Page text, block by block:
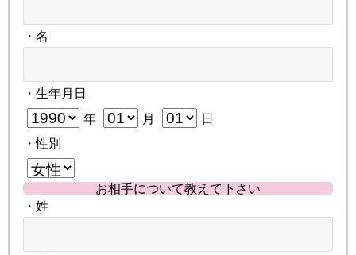
・名
・生年月日
年 月
日
・性別
お相手について教えて下さい
・姓